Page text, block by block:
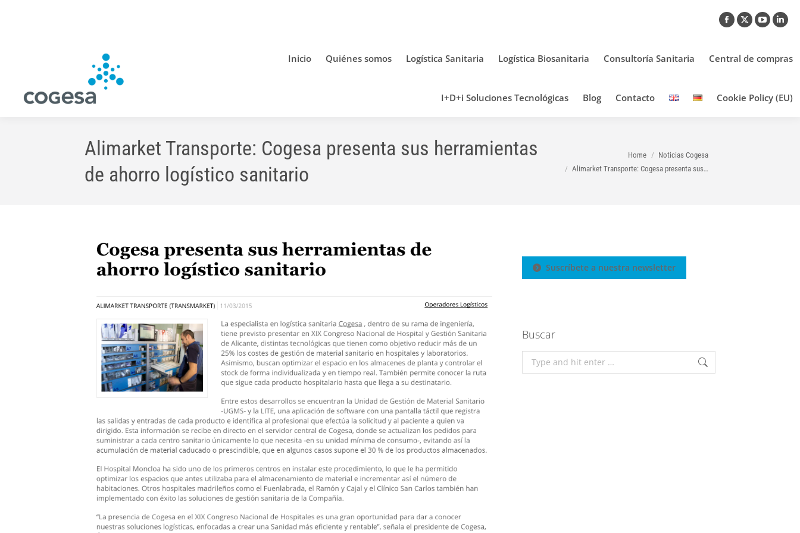
Facebook
opens
window
X
opens
window
opens
window
Inicio Quiénes somos Logística Sanitaria Logística Biosanitaria Consultoría Sanitaria Central de compras
I+D+i Soluciones Tecnológicas Blog Contacto Cookie Policy (EU)
Alimarket Transporte: Cogesa presenta sus herramientas
de ahorro logístico sanitario
Home
Noticias Cogesa
Alimarket Transporte: Cogesa presenta sus…
Suscríbete a nuestra newsletter
Buscar
Search: